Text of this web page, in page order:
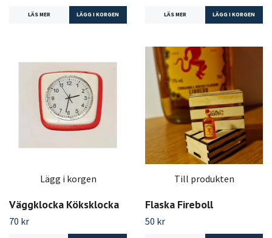
LÄS MER LÄS MER
Lägg i korgen
Väggklocka Köksklocka
70 kr
Till produkten
Flaska Fireboll
50 kr